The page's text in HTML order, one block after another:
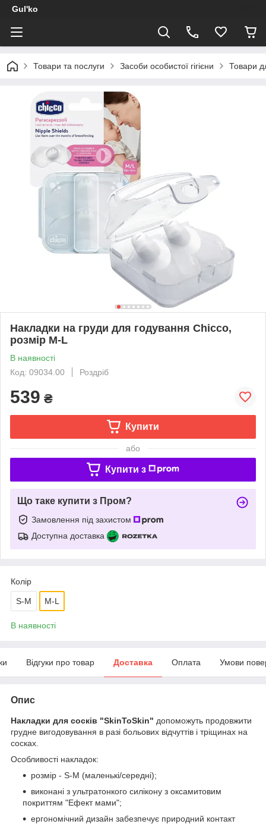
Gul'ko
Товари та послуги Засоби особистої гігієни Товари
Накладки на груди для годування Chicco,
розмір M-L
В наявності
Код: 09034.00
Роздріб
539 ₴
Купити
або
Купити з
Що таке купити з Пром?
Замовлення під захистом
Доступна доставка
Колір
S-M M-L
В наявності
Відгуки про товар Доставка Оплата Умови
Опис
Накладки для сосків "SkinToSkin" допоможуть продовжити
грудне вигодовування в разі больових відчуттів і тріщинах на
сосках.
Особливості накладок:
розмір - S-M (маленькі/середні);
виконані з ультратонкого силікону з оксамитовим
покриттям "Ефект мами";
ергономічний дизайн забезпечує природний контакт